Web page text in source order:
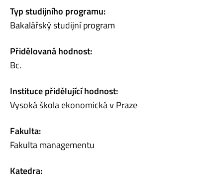
Typ studijního programu:
Bakalářský studijní program
Přidělovaná hodnost:
Bc.
Instituce přidělující hodnost:
Vysoká škola ekonomická v Praze
Fakulta:
Fakulta managementu
Katedra: